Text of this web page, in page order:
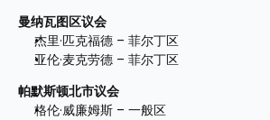
曼纳瓦图区议会
杰里·匹克福德 – 菲尔丁区
亚伦·麦克劳德 – 菲尔丁区
帕默斯顿北市议会
格伦·威廉姆斯 – 一般区